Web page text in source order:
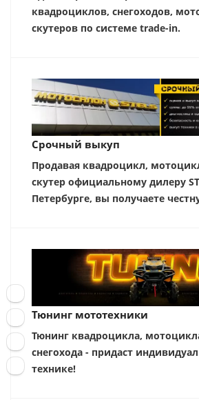
квадроциклов, снегоходов,
скутеров по системе trade-in.
Срочный выкуп
Продавая квадроцикл,
скутер официальному дилеру
Петербурге, вы получаете
Тюнинг мототехники
Тюнинг квадроцикла,
снегохода - придаст
технике!